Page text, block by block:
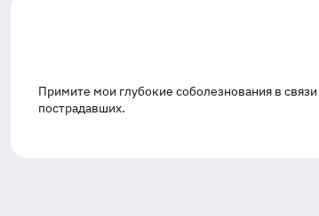
Примите мои глубокие соболезнования в
пострадавших.